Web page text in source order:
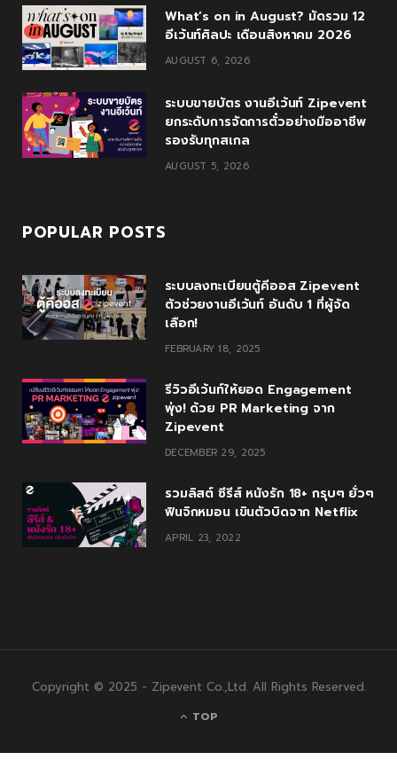
k
l
u
s
a
m
What’s on in August? มัดรวม 12
อีเว้นท์ศิลปะ เดือนสิงหาคม 2026
AUGUST 6, 2026
ระบบขายบัตร งานอีเว้นท์ Zipevent
ยกระดับการจัดการตั๋วอย่างมืออาชีพ
รองรับทุกสเกล
AUGUST 5, 2026
POPULAR POSTS
ระบบลงทะเบียนตู้คีออส Zipevent
ตัวช่วยงานอีเว้นท์ อันดับ 1 ที่ผู้จัด
เลือก!
FEBRUARY 18, 2025
รีวิวอีเว้นท์ให้ยอด Engagement
พุ่ง! ด้วย PR Marketing จาก
Zipevent
DECEMBER 29, 2025
รวมลิสต์ ซีรีส์ หนังรัก 18+ กรุบๆ ยั่วๆ
ฟินจิกหมอน เขินตัวบิดจาก Netflix
APRIL 23, 2022
Copyright © 2025 - Zipevent Co.,Ltd. All Rights Reserved.
TOP